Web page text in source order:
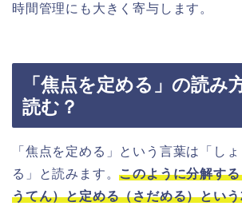
時間管理にも大きく寄与します。
「焦点を定める」の読み
読む？
「焦点を定める」という言葉は「し
る」と読みます。このように分解す
うてん）と定める（さだめる）とい